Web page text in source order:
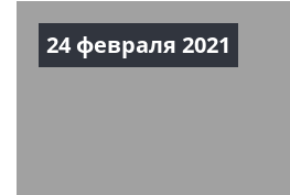
24 февраля 2021